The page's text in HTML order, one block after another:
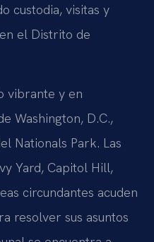
custodia, visitas y
el Distrito de
vibrante y en
Washington, D.C.,
Nationals Park. Las
Yard, Capitol Hill,
circundantes acuden
resolver sus asuntos